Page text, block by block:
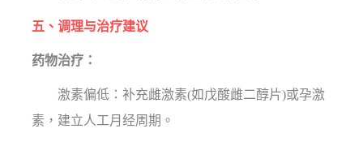
五、调理与治疗建议
药物治疗：
激素偏低：补充雌激素(如戊酸雌二醇片)或孕激
素，建立人工月经周期。